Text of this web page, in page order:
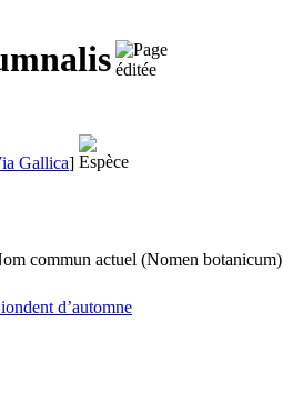
Gallica]
commun actuel (Nomen botanicum)
d’automne